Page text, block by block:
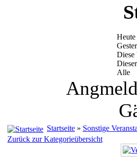
Heute
Diese
Alle
Startseite » Sonstige
Zurück zur Kategorieübersicht